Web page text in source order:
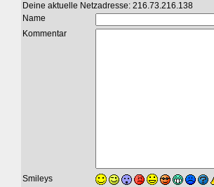
Deine aktuelle Netzadresse: 216.73.216.138
Name
Kommentar
Smileys